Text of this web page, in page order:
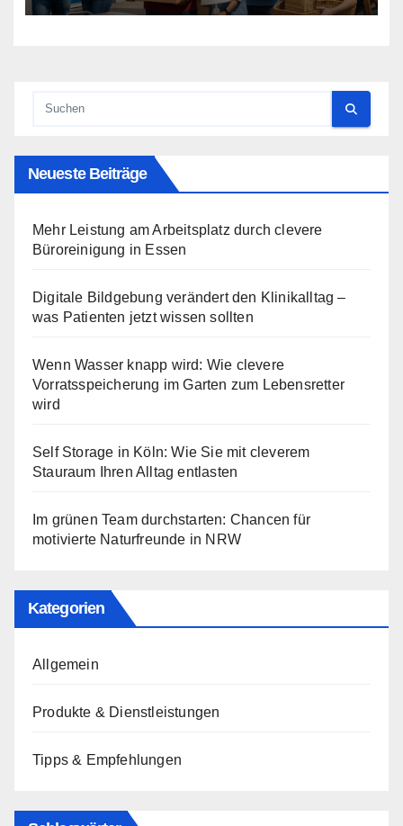
Neueste Beiträge
Mehr Leistung am Arbeitsplatz durch clevere
Büroreinigung in Essen
Digitale Bildgebung verändert den Klinikalltag –
was Patienten jetzt wissen sollten
Wenn Wasser knapp wird: Wie clevere
Vorratsspeicherung im Garten zum Lebensretter
wird
Self Storage in Köln: Wie Sie mit cleverem
Stauraum Ihren Alltag entlasten
Im grünen Team durchstarten: Chancen für
motivierte Naturfreunde in NRW
Kategorien
Allgemein
Produkte & Dienstleistungen
Tipps & Empfehlungen